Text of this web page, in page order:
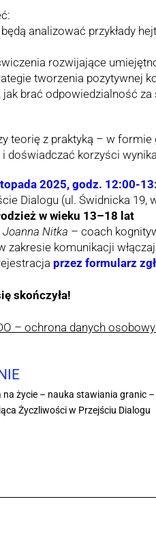
analizować przykłady
rozwijające
tworzenia pozytywnej
jak brać odpowiedzialność
teorię z praktyką – w
doświadczać korzyści
2025, godz. 12:00-
Dialogu (ul. Świdnicka
w wieku 13–18 lat
Joanna Nitka – coach
zakresie komunikacji
przez formularz
skończyła!
– ochrona danych
na życie – nauka stawiania granic
Życzliwości w Przejściu Dialogu